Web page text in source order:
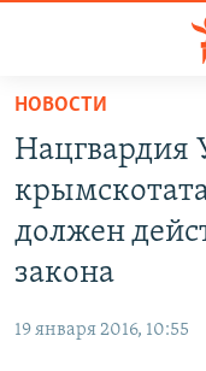
Вернуться
основному
содержанию
Вернутся
главной
Вернутся
СПЕЦПРОЕКТЫ
ВОДА
ИНТЕРАКТИВ
РАДІО СВОБОДА
НОВОСТИ
Нацгвардия
должен
закона
19 января 2016, 10:55